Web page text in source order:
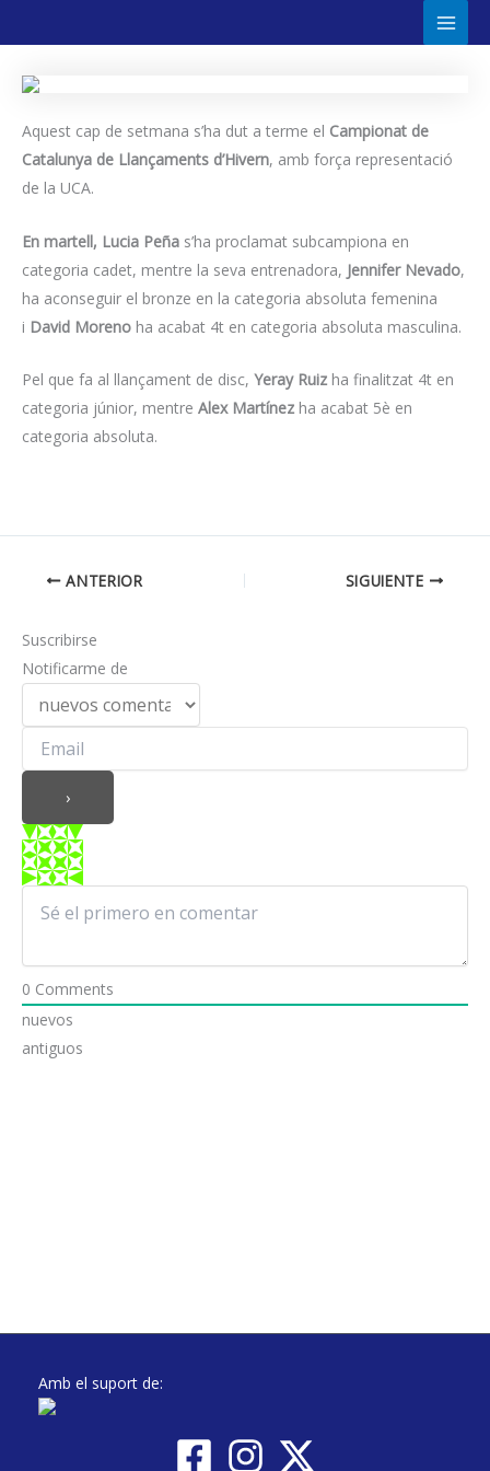
al
Main
Aquest cap de setmana s’ha dut a terme el Campionat de
Catalunya de Llançaments d’Hivern, amb força representació
de la UCA.
En martell, Lucia Peña s’ha proclamat subcampiona en
categoria cadet, mentre la seva entrenadora, Jennifer Nevado,
ha aconseguir el bronze en la categoria absoluta femenina
i David Moreno ha acabat 4t en categoria absoluta masculina.
Pel que fa al llançament de disc, Yeray Ruiz ha finalitzat 4t en
categoria júnior, mentre Alex Martínez ha acabat 5è en
categoria absoluta.
ANTERIOR SIGUIENTE
Suscribirse
Notificarme de
0 Comments
nuevos
antiguos
Amb el suport de: